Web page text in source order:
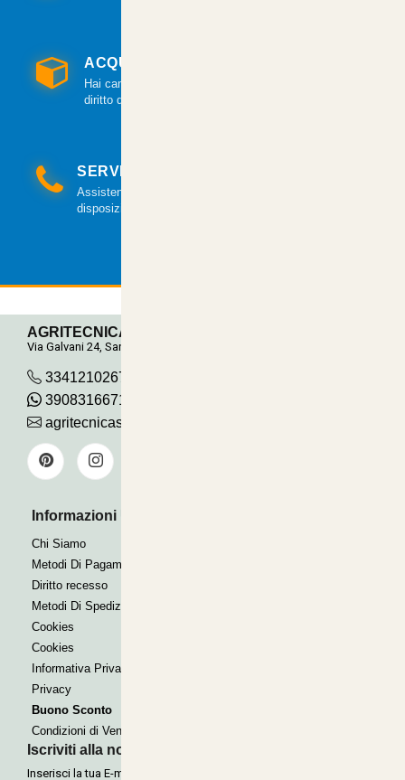
ACQUISTO GARANTITO
Hai cambiato idea? Hai 14 giorni per esercitare il
diritto di recesso.
SERVIZIO CLIENTI
Assistenza clienti via mail e telefonica a tua
disposizione.
AGRITECNICA S.R.L.
Via Galvani 24, San Pancrazio
3341210267
390831667115
agritecnicasrl@gmail.com
Informazioni Utili
Chi Siamo
Metodi Di Pagamento
Diritto recesso
Metodi Di Spedizione
Cookies
Cookies
Informativa Privacy
Privacy
Buono Sconto
Condizioni di Vendita
Iscriviti alla nostra Newsletter
Inserisci la tua E-mail per ricevere le nostre offerte tramite